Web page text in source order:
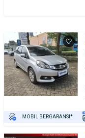
MOBIL BERGARANSI*